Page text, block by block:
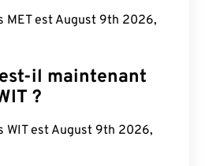
MET est August 9th 2026,
il maintenant
?
WIT est August 9th 2026,